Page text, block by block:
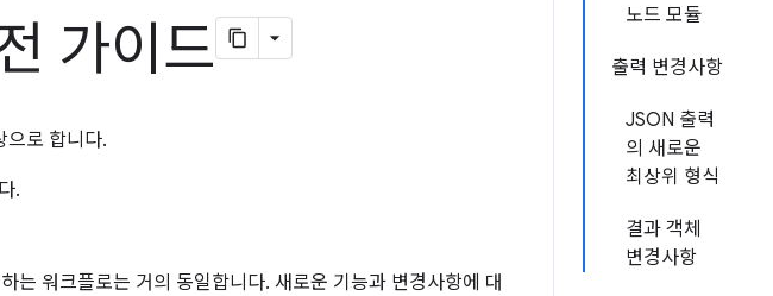
노드 모듈
출력 변경사항
JSON 출력
의 새로운
최상위 형식
결과 객체
변경사항
가이드
로 합니다.
.
워크플로는 거의 동일합니다. 새로운 기능과 변경사항에 대